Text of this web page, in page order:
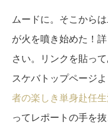
ムードに。そこから
が火を噴き始めた！
さい。リンクを貼っ
スケバトップページ
者の楽しき単身赴任
ってレポートの手を